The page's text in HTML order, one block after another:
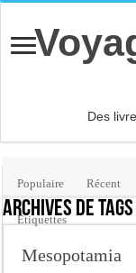
Des
Archives de
Mesopotamia
Populaire Récent
Etiquettes